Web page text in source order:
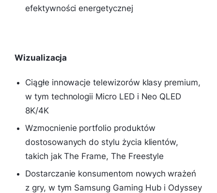
efektywności energetycznej
Wizualizacja
Ciągłe innowacje telewizorów klasy premium,
w tym technologii Micro LED i Neo QLED
8K/4K
Wzmocnienie portfolio produktów
dostosowanych do stylu życia klientów,
takich jak The Frame, The Freestyle
Dostarczanie konsumentom nowych wrażeń
z gry, w tym Samsung Gaming Hub i Odyssey